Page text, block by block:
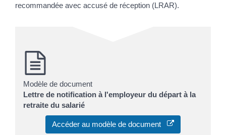
recommandée avec accusé de réception (LRAR).
Modèle de document
Lettre de notification à l'employeur du départ à la
retraite du salarié
Accéder au modèle de document